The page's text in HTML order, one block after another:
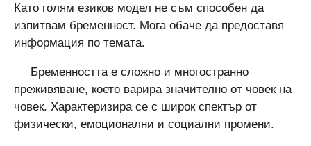
Като голям езиков модел не съм способен да
изпитвам бременност. Мога обаче да предоставя
информация по темата.
Бременността е сложно и многостранно
преживяване, което варира значително от човек на
човек. Характеризира се с широк спектър от
физически, емоционални и социални промени.